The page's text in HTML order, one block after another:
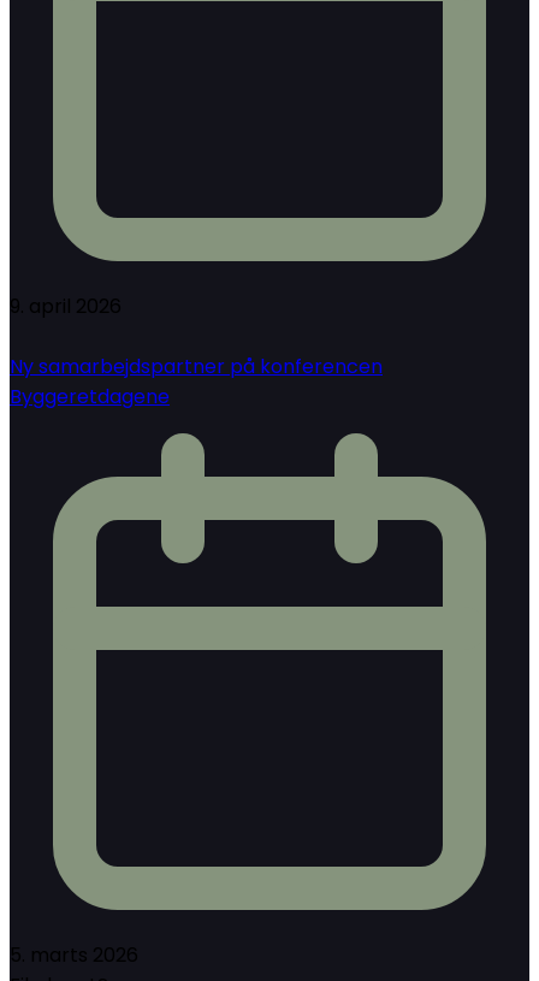
9. april 2026
Ny samarbejdspartner på konferencen
Byggeretdagene
5. marts 2026